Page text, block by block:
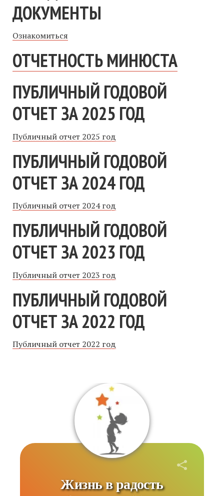
ДОКУМЕНТЫ
Ознакомиться
ОТЧЕТНОСТЬ МИНЮСТА
ПУБЛИЧНЫЙ ГОДОВОЙ
ОТЧЕТ ЗА 2025 ГОД
Публичный отчет 2025 год
ПУБЛИЧНЫЙ ГОДОВОЙ
ОТЧЕТ ЗА 2024 ГОД
Публичный отчет 2024 год
ПУБЛИЧНЫЙ ГОДОВОЙ
ОТЧЕТ ЗА 2023 ГОД
Публичный отчет 2023 год
ПУБЛИЧНЫЙ ГОДОВОЙ
ОТЧЕТ ЗА 2022 ГОД
Публичный отчет 2022 год